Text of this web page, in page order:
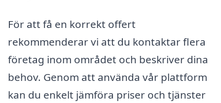
För att få en korrekt offert
rekommenderar vi att du kontaktar flera
företag inom området och beskriver dina
behov. Genom att använda vår plattform
kan du enkelt jämföra priser och tjänster